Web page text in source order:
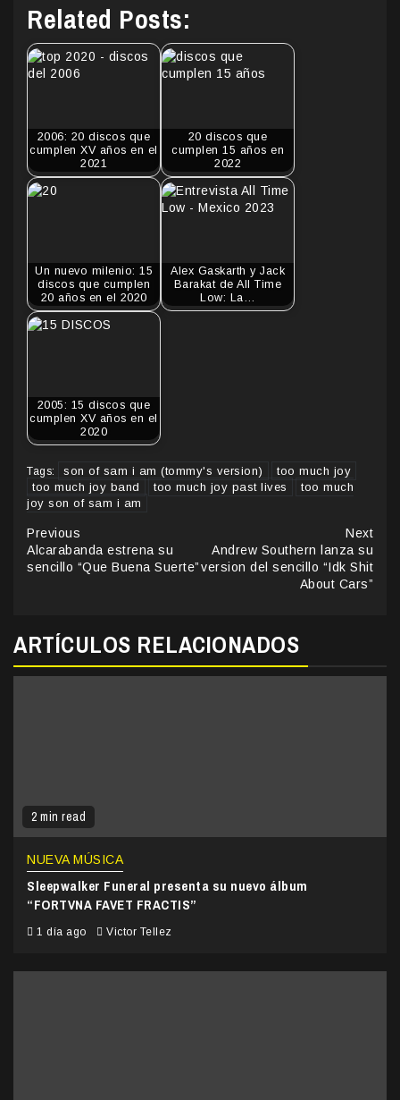
Related Posts:
2006: 20 discos que
cumplen XV años en el
2021
20 discos que
cumplen 15 años en
2022
Un nuevo milenio: 15
discos que cumplen
20 años en el 2020
Alex Gaskarth y Jack
Barakat de All Time
Low: La…
2005: 15 discos que
cumplen XV años en el
2020
Tags: son of sam i am (tommy's version)
too much joy
too much joy band
too much joy past lives
too much
joy son of sam i am
Continue
Reading
Previous
Alcarabanda estrena su
sencillo “Que Buena Suerte”
Next
Andrew Southern lanza su
version del sencillo “Idk Shit
About Cars”
ARTÍCULOS RELACIONADOS
2 min read
NUEVA MÚSICA
Sleepwalker Funeral presenta su nuevo álbum
“FORTVNA FAVET FRACTIS”
1 día ago Victor Tellez